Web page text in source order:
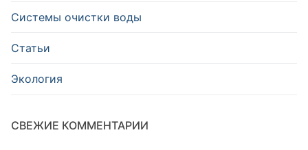
Системы очистки воды
Статьи
Экология
СВЕЖИЕ КОММЕНТАРИИ